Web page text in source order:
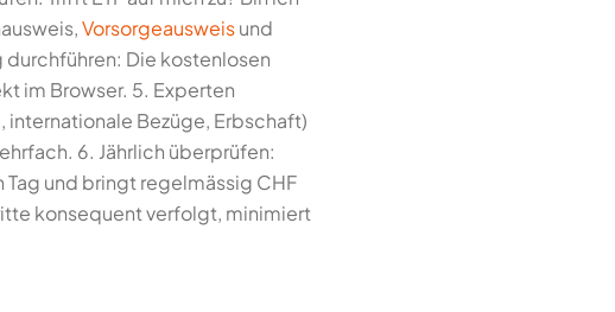
Vorsorgeausweisund
durchführen: Die kostenlosen
im Browser. 5. Experten
Bezüge, Erbschaft)
6. Jährlich überprüfen:
Tag und bringt regelmässig CHF
konsequent verfolgt, minimiert